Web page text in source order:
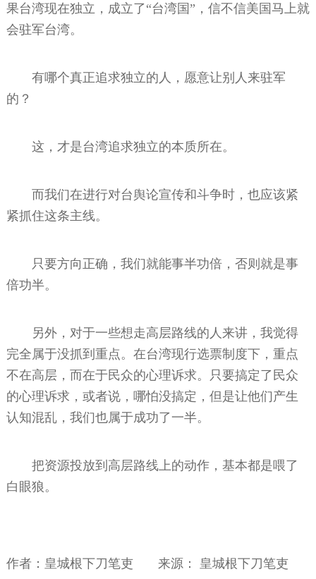
果台湾现在独立，成立了“台湾国”，信不信美国马上就
会驻军台湾。
有哪个真正追求独立的人，愿意让别人来驻军
的？
这，才是台湾追求独立的本质所在。
而我们在进行对台舆论宣传和斗争时，也应该紧
紧抓住这条主线。
只要方向正确，我们就能事半功倍，否则就是事
倍功半。
另外，对于一些想走高层路线的人来讲，我觉得
完全属于没抓到重点。在台湾现行选票制度下，重点
不在高层，而在于民众的心理诉求。只要搞定了民众
的心理诉求，或者说，哪怕没搞定，但是让他们产生
认知混乱，我们也属于成功了一半。
把资源投放到高层路线上的动作，基本都是喂了
白眼狼。
作者： 皇城根下刀笔吏 来源： 皇城根下刀笔吏